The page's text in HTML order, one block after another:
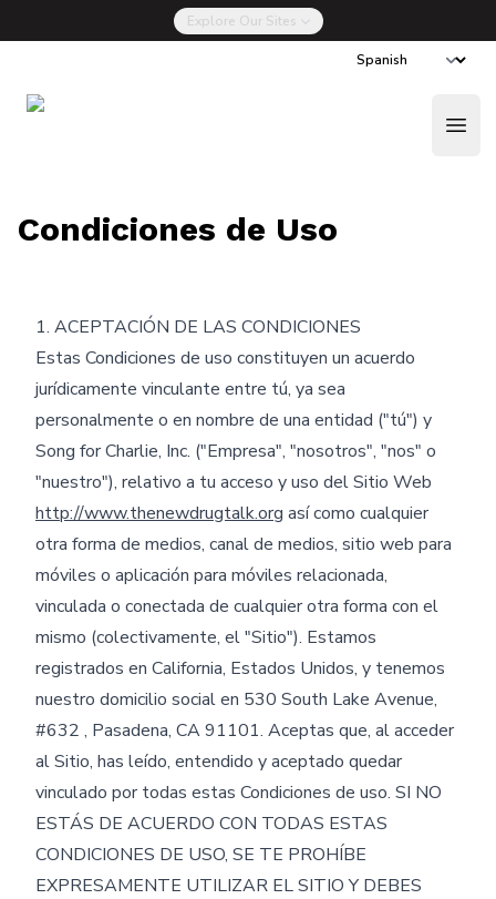
Explore Our Sites
La Nueva Drug Talk
Condiciones de Uso
1. ACEPTACIÓN DE LAS CONDICIONES
Estas Condiciones de uso constituyen un acuerdo
jurídicamente vinculante entre tú, ya sea
personalmente o en nombre de una entidad ("tú") y
Song for Charlie, Inc. ("Empresa", "nosotros", "nos" o
"nuestro"), relativo a tu acceso y uso del Sitio Web
http://www.thenewdrugtalk.org así como cualquier
otra forma de medios, canal de medios, sitio web para
móviles o aplicación para móviles relacionada,
vinculada o conectada de cualquier otra forma con el
mismo (colectivamente, el "Sitio"). Estamos
registrados en California, Estados Unidos, y tenemos
nuestro domicilio social en 530 South Lake Avenue,
#632 , Pasadena, CA 91101. Aceptas que, al acceder
al Sitio, has leído, entendido y aceptado quedar
vinculado por todas estas Condiciones de uso. SI NO
ESTÁS DE ACUERDO CON TODAS ESTAS
CONDICIONES DE USO, SE TE PROHÍBE
EXPRESAMENTE UTILIZAR EL SITIO Y DEBES